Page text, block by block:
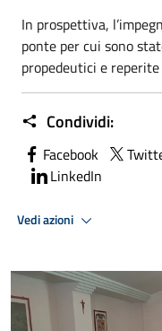
In prospettiva,
ponte per cui sono
propedeutici e
Condividi:
Facebook
LinkedIn
Vedi azioni